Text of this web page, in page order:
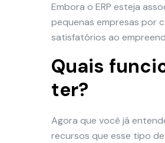
Embora o ERP esteja
pequenas empresas por
satisfatórios ao
Quais
ter?
Agora que você já
recursos que esse tipo